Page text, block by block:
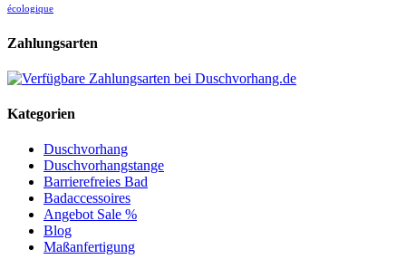
écologique
Zahlungsarten
Kategorien
Duschvorhang
Duschvorhangstange
Barrierefreies Bad
Badaccessoires
Angebot Sale %
Blog
Maßanfertigung